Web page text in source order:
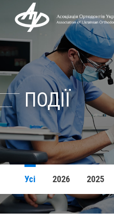
ПОДІЇ
Усі 2026 2025